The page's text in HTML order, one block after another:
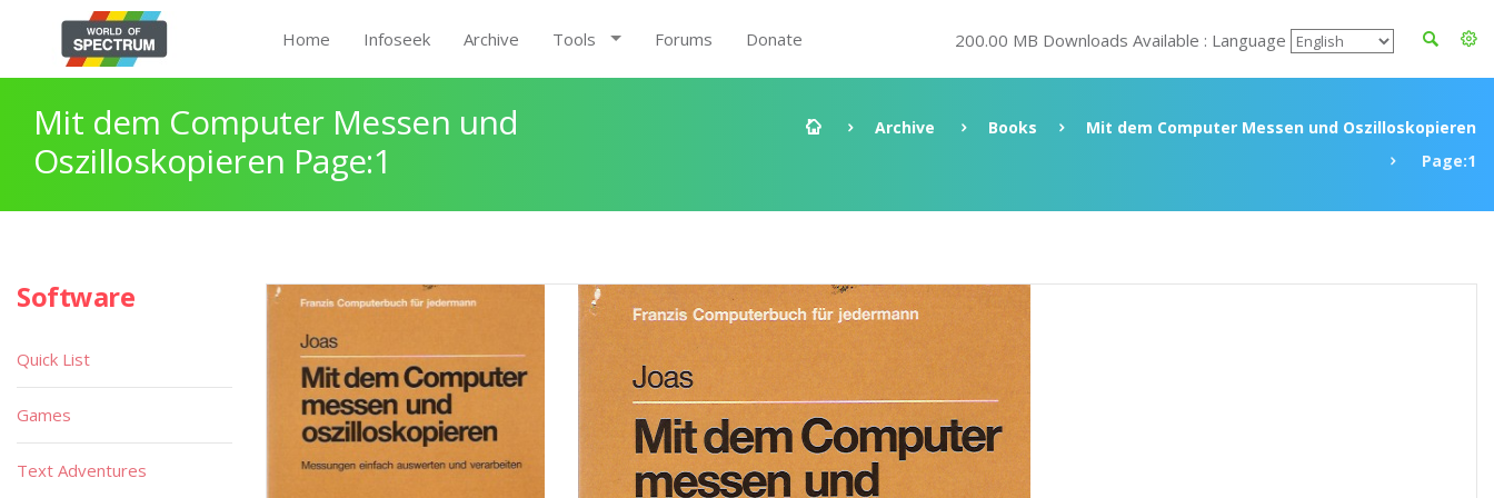
Home Infoseek Archive Tools Forums Donate 200.00 MB Downloads Available : Language
Mit dem Computer Messen und
Oszilloskopieren Page:1
Archive Books
Mit dem Computer Messen und Oszilloskopieren
Page:1
Software
Quick List
Games
Text Adventures